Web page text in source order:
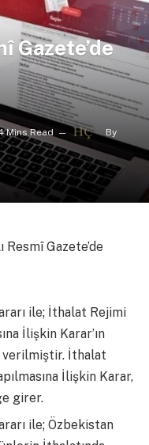
Gazete’de
Mins Read By
Gazete’de
ile; İthalat Rejimi
İlişkin Karar’ın
verilmiştir. İthalat
İlişkin Karar,
girer.
ile; Özbekistan